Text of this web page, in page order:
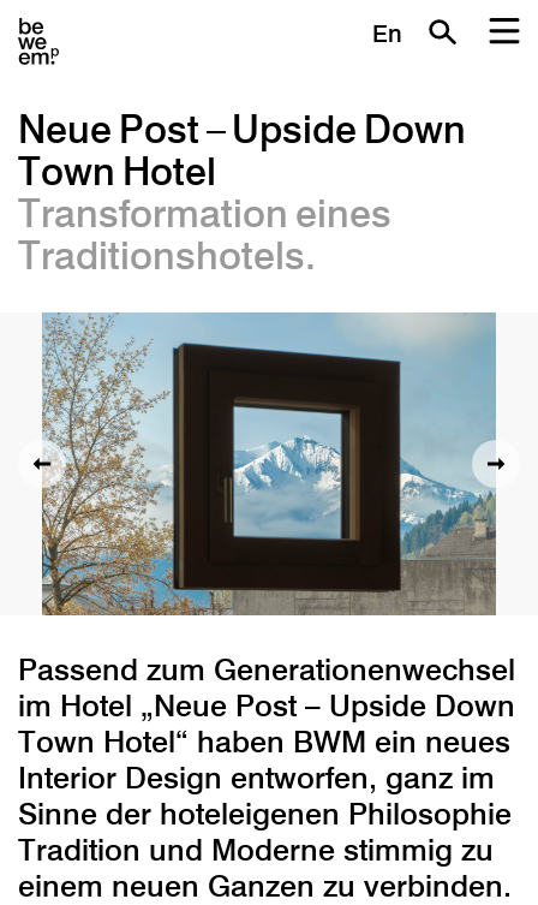
En
Neue Post – Upside Down
Town Hotel
Transformation eines
Traditionshotels.
Passend zum Generationenwechsel
im Hotel „Neue Post – Upside Down
Town Hotel“ haben BWM ein neues
Interior Design entworfen, ganz im
Sinne der hoteleigenen Philosophie
Tradition und Moderne stimmig zu
einem neuen Ganzen zu verbinden.